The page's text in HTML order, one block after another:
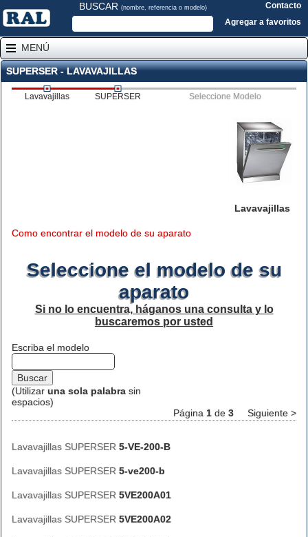
BUSCAR (nombre, referencia o modelo)
Contacto
Agregar a favoritos
MENÚ
SUPERSER - LAVAVAJILLAS
Lavavajillas SUPERSER Seleccione Modelo
Lavavajillas
Como encontrar el modelo de su aparato
Seleccione el modelo de su
aparato
Si no lo encuentra, háganos una consulta y lo
buscaremos por usted
Escriba el modelo
(Utilizar una sola palabra sin
espacios)
Página 1 de 3 Siguiente >
Lavavajillas SUPERSER 5-VE-200-B
Lavavajillas SUPERSER 5-ve200-b
Lavavajillas SUPERSER 5VE200A01
Lavavajillas SUPERSER 5VE200A02